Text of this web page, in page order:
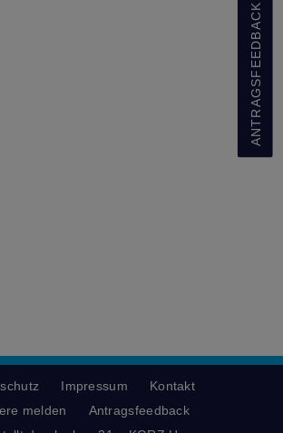
ANTRAGSFEEDBACK
Impressum
Kontakt
melden
Antragsfeedback